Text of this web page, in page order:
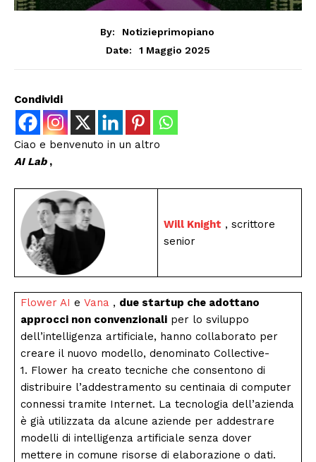
By:
Notizieprimopiano
Date:
1 Maggio 2025
Condividi
Ciao e benvenuto in un altro
AI Lab,
Will Knight , scrittore
senior
Flower AI e Vana , due startup che adottano
approcci non convenzionali per lo sviluppo
dell’intelligenza artificiale, hanno collaborato per
creare il nuovo modello, denominato Collective-
1. Flower ha creato tecniche che consentono di
distribuire l’addestramento su centinaia di computer
connessi tramite Internet. La tecnologia dell’azienda
è già utilizzata da alcune aziende per addestrare
modelli di intelligenza artificiale senza dover
mettere in comune risorse di elaborazione o dati.